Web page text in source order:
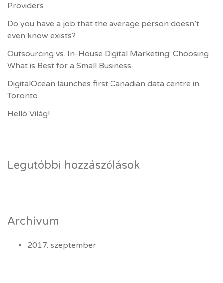
Providers
Do you have a job that the average person doesn’t
even know exists?
Outsourcing vs. In-House Digital Marketing: Choosing
What is Best for a Small Business
DigitalOcean launches first Canadian data centre in
Toronto
Helló Világ!
Legutóbbi hozzászólások
Archívum
2017. szeptember